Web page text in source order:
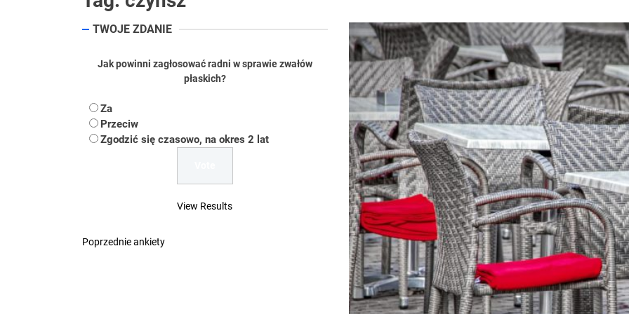
Uwaga Dębieńsko – woda nieprzydatna do spożycia!!!
Ilu mieszkańców ma Rybnik?
Dość komentowania kolejnych afer w ochronie zdrowia — czas zacząć mówić o
TWOJE ZDANIE
Jak powinni zagłosować radni w sprawie zwałów
płaskich?
Za
Przeciw
Zgodzić się czasowo, na okres 2 lat
View Results
Poprzednie ankiety